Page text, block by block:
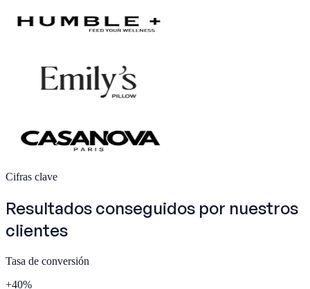
Cifras clave
Resultados conseguidos por nuestros
clientes
Tasa de conversión
+40%